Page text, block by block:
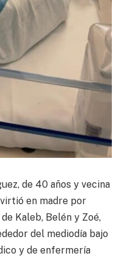
de 40 años y vecina
en madre por
Kaleb, Belén y Zoé,
del mediodía bajo
y de enfermería